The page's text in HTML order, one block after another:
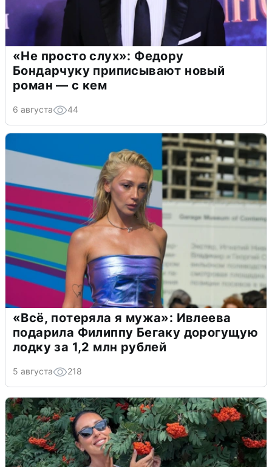
«Не просто слух»: Федору
Бондарчуку приписывают новый
роман — с кем
6 августа 44
«Всё, потеряла я мужа»: Ивлеева
подарила Филиппу Бегаку дорогущую
лодку за 1,2 млн рублей
5 августа 218